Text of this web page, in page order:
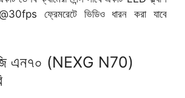
ফ্রেমরেটে ভিডিও ধারন করা যাবে
এন৭০ (NEXG N70)